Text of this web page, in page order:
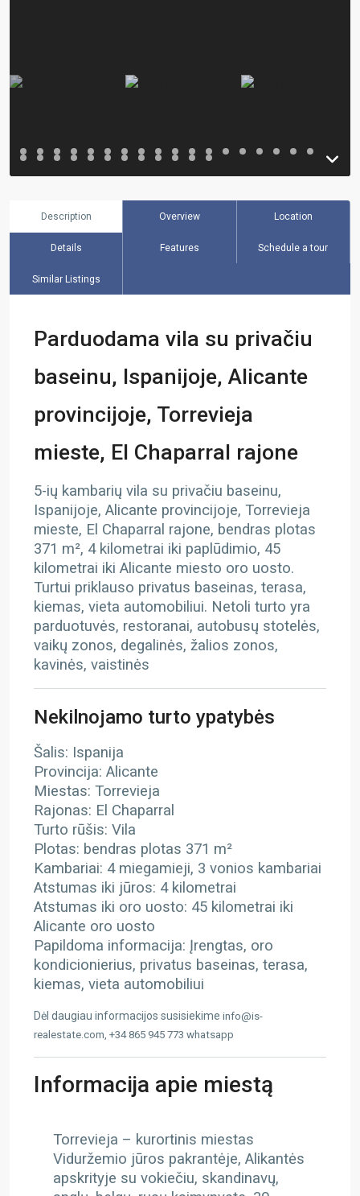
Description Overview Location
Details Features Schedule a tour
Similar Listings
Parduodama vila su privačiu
baseinu, Ispanijoje, Alicante
provincijoje, Torrevieja
mieste, El Chaparral rajone
5-ių kambarių vila su privačiu baseinu,
Ispanijoje, Alicante provincijoje, Torrevieja
mieste, El Chaparral rajone, bendras plotas
371 m², 4 kilometrai iki paplūdimio, 45
kilometrai iki Alicante miesto oro uosto.
Turtui priklauso privatus baseinas, terasa,
kiemas, vieta automobiliui. Netoli turto yra
parduotuvės, restoranai, autobusų stotelės,
vaikų zonos, degalinės, žalios zonos,
kavinės, vaistinės
Nekilnojamo turto ypatybės
Šalis: Ispanija
Provincija: Alicante
Miestas: Torrevieja
Rajonas: El Chaparral
Turto rūšis: Vila
Plotas: bendras plotas 371 m²
Kambariai: 4 miegamieji, 3 vonios kambariai
Atstumas iki jūros: 4 kilometrai
Atstumas iki oro uosto: 45 kilometrai iki
Alicante oro uosto
Papildoma informacija: Įrengtas, oro
kondicionierius, privatus baseinas, terasa,
kiemas, vieta automobiliui
Dėl daugiau informacijos susisiekime info@is-
realestate.com, +34 865 945 773 whatsapp
Informacija apie miestą
Torrevieja – kurortinis miestas
Viduržemio jūros pakrantėje, Alikantės
apskrityje su vokiečiu, skandinavų,